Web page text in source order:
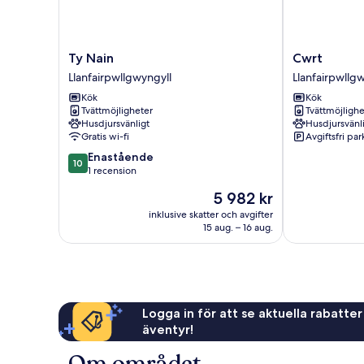
Ty
Nain
Llanfairpwllgwyngyll
Ty Nain
Llanfairpwllgwyngyll
Kök
Tvättmöjligheter
Husdjursvänligt
Gratis wi-fi
10.0
av
10 Enastående
1 recension
Priset
är
5 982 kr
5 982 kr
inklusive skatter och avgifter
15 aug. – 16 aug.
Cwrt
Cwrt
Kök
Avgiftsfri
Logga in för att se aktuella
äventyr!